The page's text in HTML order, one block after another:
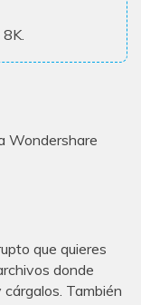
Wondershare
que quieres
donde
También